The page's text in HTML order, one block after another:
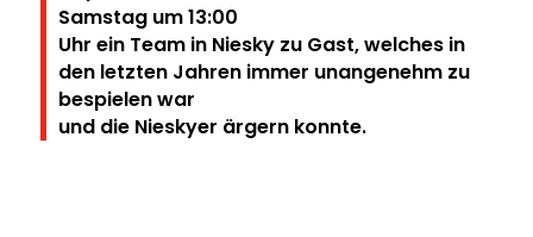
Samstag um 13:00
Uhr ein Team in Niesky zu Gast, welches in
den letzten Jahren immer unangenehm zu
bespielen war
und die Nieskyer ärgern konnte.